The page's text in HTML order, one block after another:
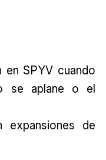
en SPYV cuando
se aplane o el
de